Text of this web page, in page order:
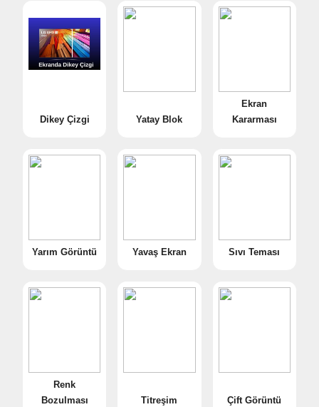
Dikey Çizgi Yatay Blok
Ekran
Kararması
Yarım Görüntü Yavaş Ekran Sıvı Teması
Renk
Bozulması
Titreşim Çift Görüntü